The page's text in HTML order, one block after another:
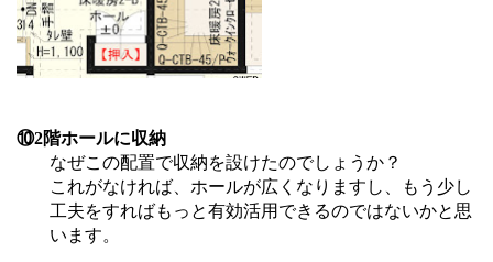
⑩2階ホールに収納
なぜこの配置で収納を設けたのでしょうか？
これがなければ、ホールが広くなりますし、もう少し
工夫をすればもっと有効活用できるのではないかと思
います。